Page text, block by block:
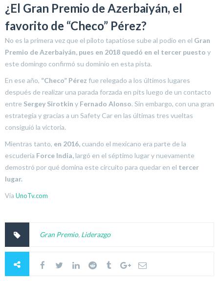
¿El Gran Premio de Azerbaiyán, el
favorito de “Checo” Pérez?
No es la primera vez que el piloto tapatíose sube al podio en el Gran
Premio de Azerbaiyán, pues en 2018 quedó en el tercer puesto y
este domingo confirmó su dominio en esta pista.
En ese año, “Checo” Pérez fue relegado a los últimos lugares
después de realizar una parada forzada en pits luego de un contacto
entre Sergey Sirotkin y Fernado Alonso. Sin embargo, con una gran
estrategia y gracias a un Safety Car en las últimas tres vueltas
consiguió la victoria.
Mientras tanto, en 2016, cuando el mexicano era parte de la
escudería Force India, largó en el séptimo lugar y nuevamente
demostró por qué domina este circuito para quedar en el tercer
lugar.
Vía UnoTv.com
Gran Premio, Liderazgo